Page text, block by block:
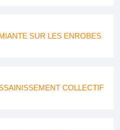
SUR LES ENROBES
COLLECTIF